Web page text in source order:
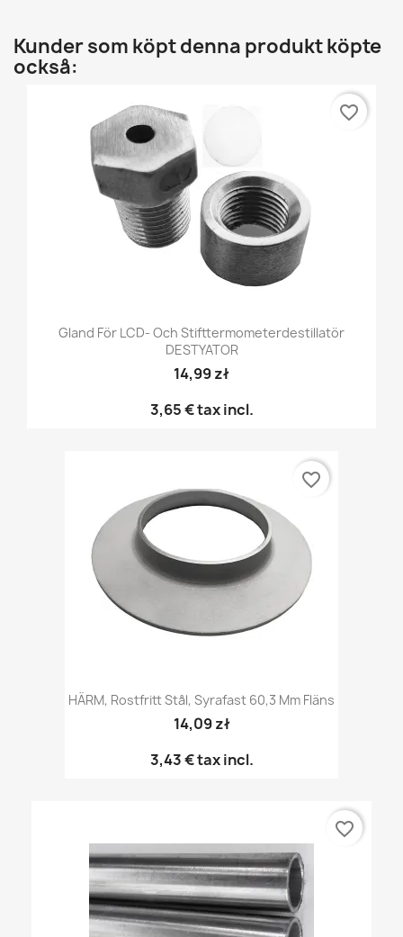
Kunder som köpt denna produkt köpte
också:
Gland För LCD- Och Stifttermometerdestillatör
DESTYATOR
14,99 zł
3,65 €tax incl.
favorite_border
HÄRM, Rostfritt Stål, Syrafast 60,3 Mm Fläns
14,09 zł
3,43 €tax incl.
favorite_border
favorite_border